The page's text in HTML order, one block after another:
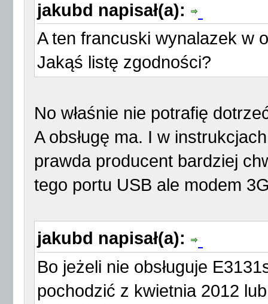
jakubd napisał(a):
A ten francuski wynalazek w
Jakąś listę zgodności?
No właśnie nie potrafię
A obsługę ma. I w
prawda producent bardziej
tego portu USB ale modem
jakubd napisał(a):
Bo jeżeli nie obsługuje
pochodzić z kwietnia 2012